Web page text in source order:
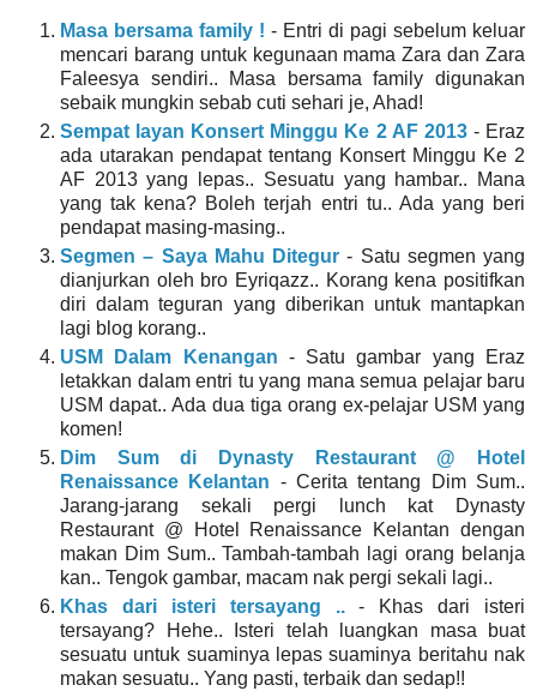
Masa bersama family ! - Entri di pagi sebelum keluar
mencari barang untuk kegunaan mama Zara dan Zara
Faleesya sendiri.. Masa bersama family digunakan
sebaik mungkin sebab cuti sehari je, Ahad!
Sempat layan Konsert Minggu Ke 2 AF 2013- Eraz
ada utarakan pendapat tentang Konsert Minggu Ke 2
AF 2013 yang lepas.. Sesuatu yang hambar.. Mana
yang tak kena? Boleh terjah entri tu.. Ada yang beri
pendapat masing-masing..
Segmen – Saya Mahu Ditegur - Satu segmen yang
dianjurkan oleh bro Eyriqazz.. Korang kena positifkan
diri dalam teguran yang diberikan untuk mantapkan
lagi blog korang..
USM Dalam Kenangan - Satu gambar yang Eraz
letakkan dalam entri tu yang mana semua pelajar baru
USM dapat.. Ada dua tiga orang ex-pelajar USM yang
komen!
Dim Sum di Dynasty Restaurant @ Hotel
Renaissance Kelantan - Cerita tentang Dim Sum..
Jarang-jarang sekali pergi lunch kat Dynasty
Restaurant @ Hotel Renaissance Kelantan dengan
makan Dim Sum.. Tambah-tambah lagi orang belanja
kan.. Tengok gambar, macam nak pergi sekali lagi..
Khas dari isteri tersayang ..- Khas dari isteri
tersayang? Hehe.. Isteri telah luangkan masa buat
sesuatu untuk suaminya lepas suaminya beritahu nak
makan sesuatu.. Yang pasti, terbaik dan sedap!!